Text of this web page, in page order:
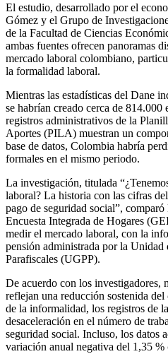
El estudio, desarrollado por el
Gómez y el Grupo de
de la Facultad de Ciencias
ambas fuentes ofrecen panoramas
mercado laboral colombiano,
la formalidad laboral.
Mientras las estadísticas del Dane
se habrían creado cerca de
registros administrativos de la
Aportes (PILA) muestran un
base de datos, Colombia habría
formales en el mismo periodo.
La investigación, titulada
laboral? La historia con las cifras
pago de seguridad social”,
Encuesta Integrada de Hogares
medir el mercado laboral, con la
pensión administrada por la Unidad
Parafiscales (UGPP).
De acuerdo con los investigadores,
reflejan una reducción sostenida
de la informalidad, los registros de
desaceleración en el número de
seguridad social. Incluso, los datos
variación anual negativa del 1,35